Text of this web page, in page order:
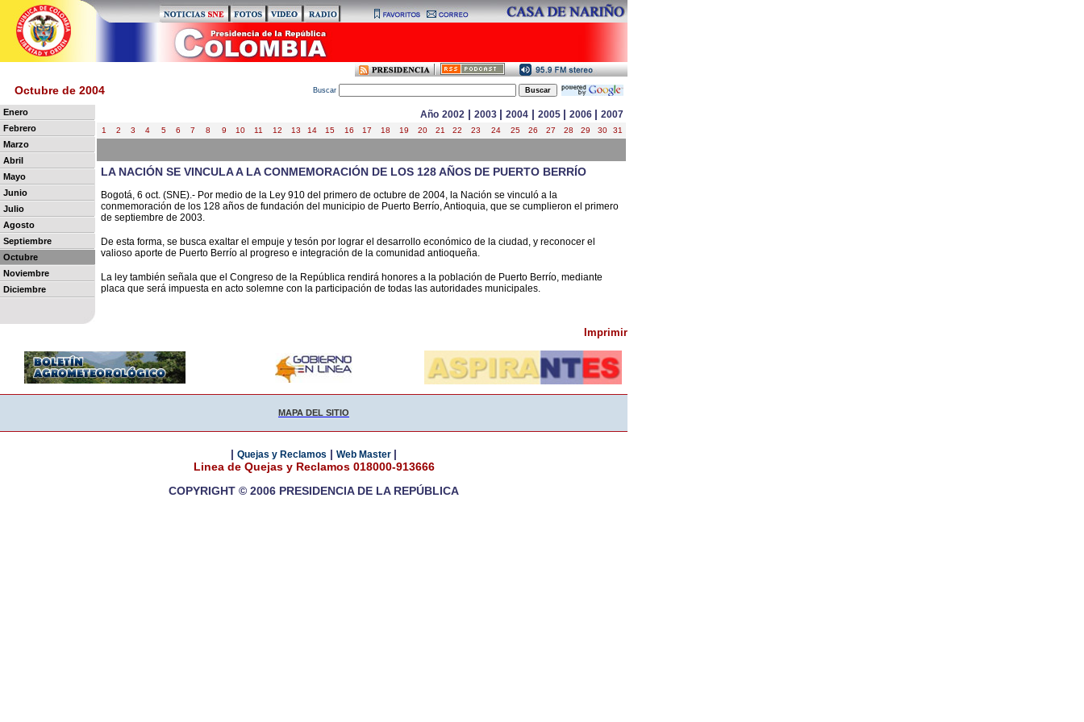
Octubre de 2004 Buscar
Enero
Febrero
Marzo
Abril
Mayo
Junio
Julio
Agosto
Septiembre
Octubre
Noviembre
Diciembre
Año 2002 | 2003 | 2004 | 2005 | 2006 | 2007
1 2 3 4 5 6 7 8 9 10 11 12 13 14 15 16 17 18 19 20 21 22 23 24 25 26 27 28 29 30 31
LA NACIÓN SE VINCULA A LA CONMEMORACIÓN DE LOS 128 AÑOS DE PUERTO BERRÍO
Bogotá, 6 oct. (SNE).- Por medio de la Ley 910 del primero de octubre de 2004, la Nación se vinculó a la
conmemoración de los 128 años de fundación del municipio de Puerto Berrío, Antioquia, que se cumplieron el primero
de septiembre de 2003.
De esta forma, se busca exaltar el empuje y tesón por lograr el desarrollo económico de la ciudad, y reconocer el
valioso aporte de Puerto Berrío al progreso e integración de la comunidad antioqueña.
La ley también señala que el Congreso de la República rendirá honores a la población de Puerto Berrío, mediante
placa que será impuesta en acto solemne con la participación de todas las autoridades municipales.
Imprimir
MAPA DEL SITIO
| Quejas y Reclamos | Web Master |
Linea de Quejas y Reclamos 018000-913666
COPYRIGHT © 2006 PRESIDENCIA DE LA REPÚBLICA